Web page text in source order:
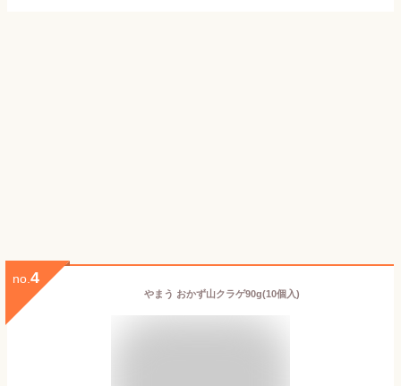
no. 4
やまう おかず山クラゲ90g(10個入)